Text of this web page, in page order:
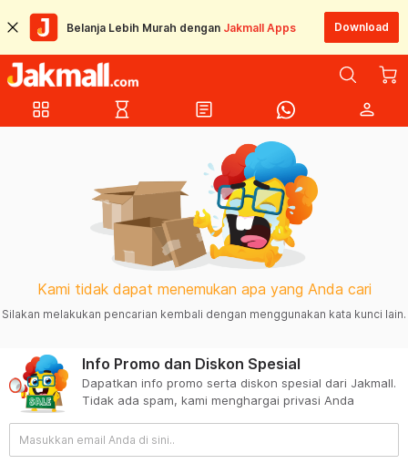
Belanja Lebih Murah dengan Jakmall Apps Download
grid_view hourglass_empty article person
Kami tidak dapat menemukan apa yang Anda cari
Silakan melakukan pencarian kembali dengan menggunakan kata kunci lain.
Info Promo dan Diskon Spesial
Dapatkan info promo serta diskon spesial dari Jakmall.
Tidak ada spam, kami menghargai privasi Anda